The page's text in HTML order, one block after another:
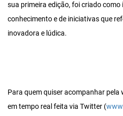
sua primeira edição, foi criado
conhecimento e de iniciativas que
inovadora e lúdica.
Para quem quiser acompanhar pela
em tempo real feita via Twitter (